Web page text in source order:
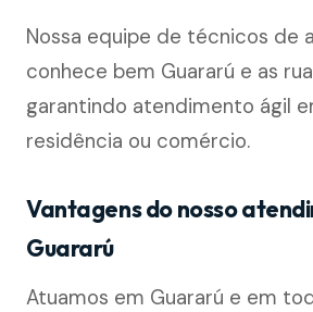
Nossa equipe de técnicos de
conhece bem Guararú e as
garantindo atendimento ágil
residência ou comércio.
Vantagens do nosso
Guararú
Atuamos em Guararú e em